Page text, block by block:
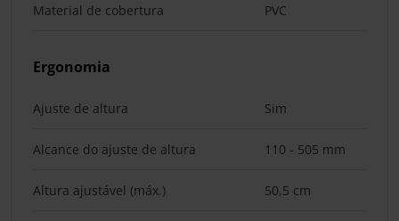
Material de cobertura PVC
Ergonomia
Ajuste de altura Sim
Alcance do ajuste de altura 110 - 505 mm
Altura ajustável (máx.) 50,5 cm